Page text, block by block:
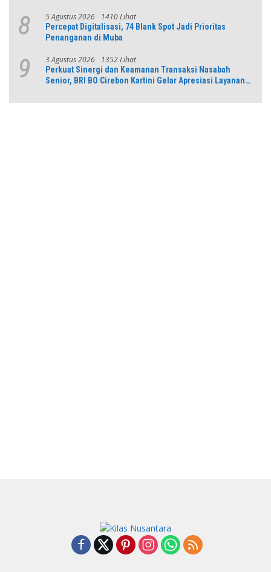
8 5 Agustus 2026 1410 Lihat
Percepat Digitalisasi, 74 Blank Spot Jadi Prioritas
Penanganan di Muba
9 3 Agustus 2026 1352 Lihat
Perkuat Sinergi dan Keamanan Transaksi Nasabah
Senior, BRI BO Cirebon Kartini Gelar Apresiasi Layanan